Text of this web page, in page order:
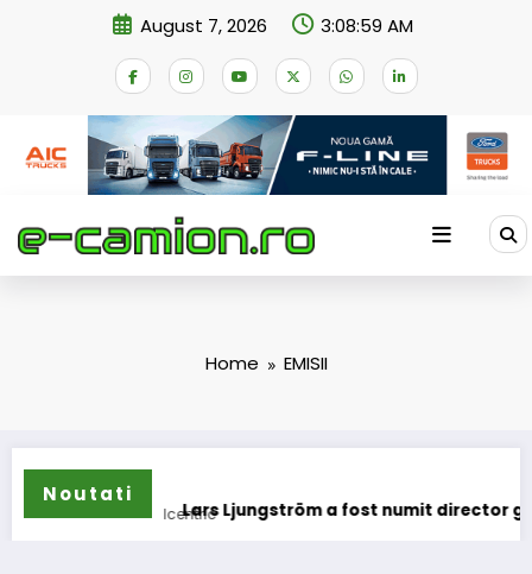
August 7, 2026 3:08:59 AM
Home EMISII
Noutati
Lars Ljungström a fost numit director general